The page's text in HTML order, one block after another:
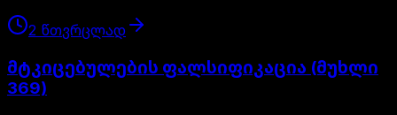
2 წთვრცლად
მტკიცებულების ფალსიფიკაცია (მუხლი
369)